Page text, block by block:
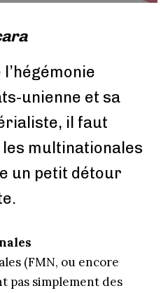
unienne et sa
il faut
multinationales
un petit détour
(FMN, ou encore
pas simplement des